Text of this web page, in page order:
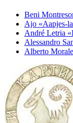
Beni
Ajo «Aapjes-
André Letria
Alessandro
Alberto